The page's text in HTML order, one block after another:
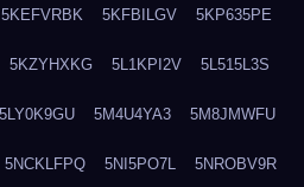
5KEFVRBK 5KFBILGV 5KP635PE
5KZYHXKG 5L1KPI2V 5L515L3S
5LY0K9GU 5M4U4YA3 5M8JMWFU
5NCKLFPQ 5NI5PO7L 5NROBV9R